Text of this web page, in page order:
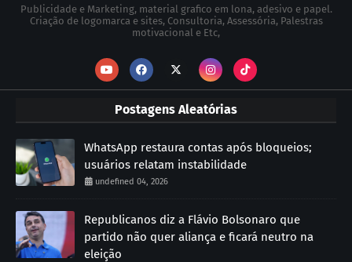
Publicidade e Marketing, material grafico em lona, adesivo e papel.
Criação de logomarca e sites, Consultoria, Assessória, Palestras
motivacional e Etc,
Postagens Aleatórias
WhatsApp restaura contas após bloqueios;
usuários relatam instabilidade
undefined 04, 2026
Republicanos diz a Flávio Bolsonaro que
partido não quer aliança e ficará neutro na
eleição